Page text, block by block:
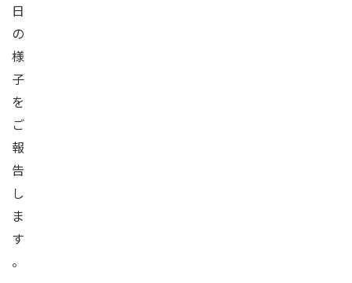
日
の
様
子
を
ご
報
告
し
ま
す
。